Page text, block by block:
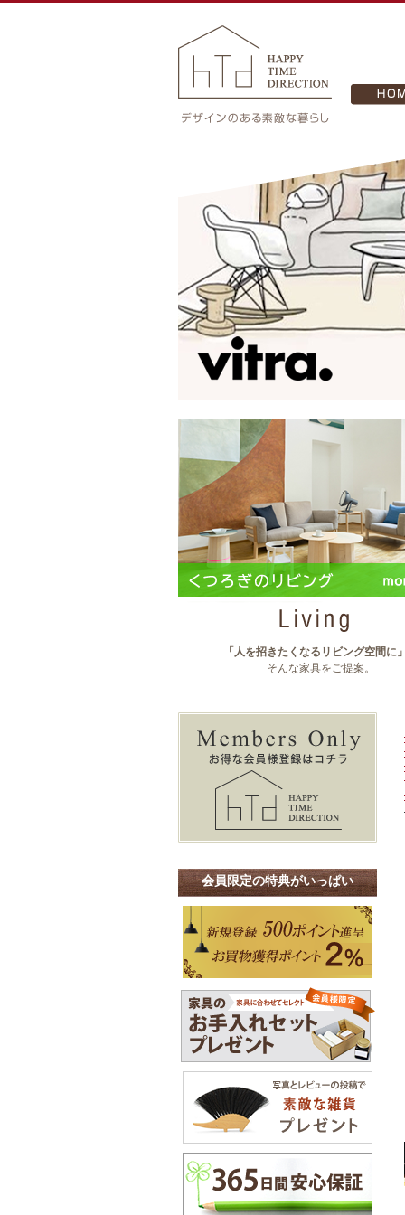
「人を招きたくなるリビング空間に
そんな家具をご提案。
会員限定の特典がいっぱい